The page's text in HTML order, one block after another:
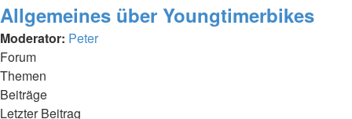
Allgemeines über Youngtimerbikes
Moderator: Peter
Forum
Themen
Beiträge
Letzter Beitrag